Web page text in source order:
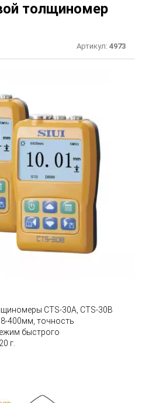
толщиномер
Артикул: 4973
CTS-30A, CTS-30B
400мм, точность
быстрого
г.